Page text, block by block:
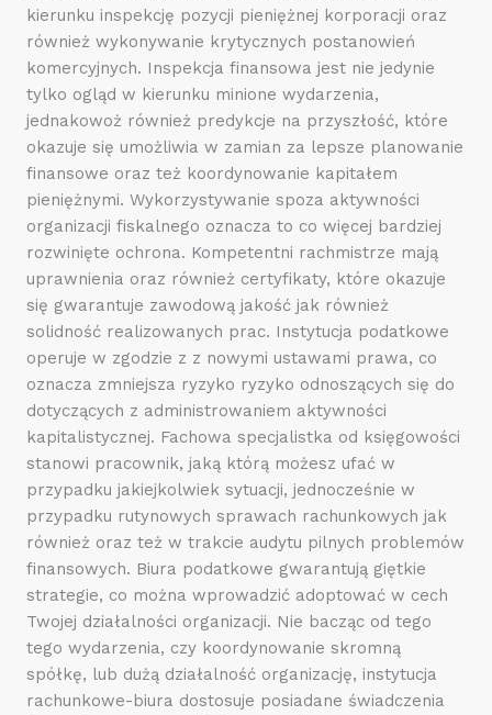
kierunku inspekcję pozycji pieniężnej korporacji oraz
również wykonywanie krytycznych postanowień
komercyjnych. Inspekcja finansowa jest nie jedynie
tylko ogląd w kierunku minione wydarzenia,
jednakowoż również predykcje na przyszłość, które
okazuje się umożliwia w zamian za lepsze planowanie
finansowe oraz też koordynowanie kapitałem
pieniężnymi. Wykorzystywanie spoza aktywności
organizacji fiskalnego oznacza to co więcej bardziej
rozwinięte ochrona. Kompetentni rachmistrze mają
uprawnienia oraz również certyfikaty, które okazuje
się gwarantuje zawodową jakość jak również
solidność realizowanych prac. Instytucja podatkowe
operuje w zgodzie z z nowymi ustawami prawa, co
oznacza zmniejsza ryzyko ryzyko odnoszących się do
dotyczących z administrowaniem aktywności
kapitalistycznej. Fachowa specjalistka od księgowości
stanowi pracownik, jaką którą możesz ufać w
przypadku jakiejkolwiek sytuacji, jednocześnie w
przypadku rutynowych sprawach rachunkowych jak
również oraz też w trakcie audytu pilnych problemów
finansowych. Biura podatkowe gwarantują giętkie
strategie, co można wprowadzić adoptować w cech
Twojej działalności organizacji. Nie bacząc od tego
tego wydarzenia, czy koordynowanie skromną
spółkę, lub dużą działalność organizację, instytucja
rachunkowe-biura dostosuje posiadane świadczenia